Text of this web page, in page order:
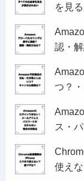
を見
認・
つ？
ス・
使え